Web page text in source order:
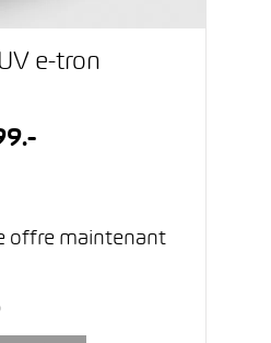
e-tron
offre maintenant